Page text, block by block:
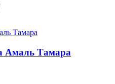
Амаль Тамара